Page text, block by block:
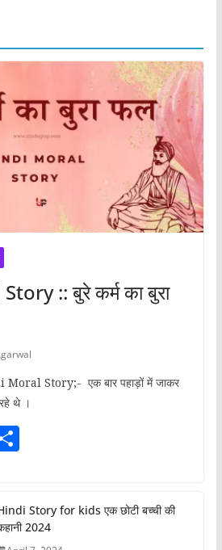
:: बुरे कर्म का बुरा
Moral Story;- एक बार पहाड़ों में जाकर
थे ।
S
eStory for kids एक छोटी बच्ची की
2024